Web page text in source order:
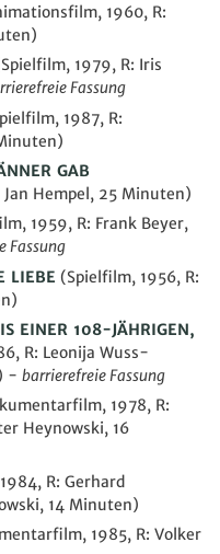
1960, R:
1979, R: Iris
Fassung
1987, R:
GAB
Hempel, 25 Minuten)
1959, R: Frank Beyer,
Fassung
LIEBE (Spielfilm, 1956, R:
EINER 108-JÄHRIGEN,
R: Leonija Wuss-
- barrierefreie Fassung
1978, R:
Heynowski, 16
R: Gerhard
14 Minuten)
1985, R: Volker